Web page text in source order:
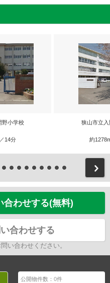
野小学校
14分
狭山市立
約
合わせする(無料)
合わせする
い合わせください。
公開物件数：0件